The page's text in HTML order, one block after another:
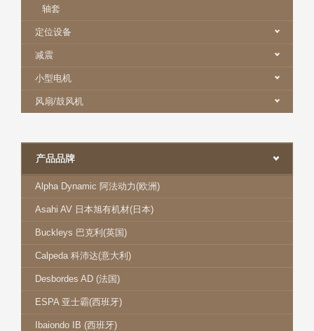
轴套
定位设备
减震
小型电机
风扇/鼓风机
产品品牌
Alpha Dynamic 阿法动力(欧洲)
Asahi AV 日本旭有机材(日本)
Buckleys 巴克利(英国)
Calpeda 科沛达(意大利)
Desbordes AD (法国)
ESPA 亚士霸(西班牙)
Ibaiondo IB (西班牙)